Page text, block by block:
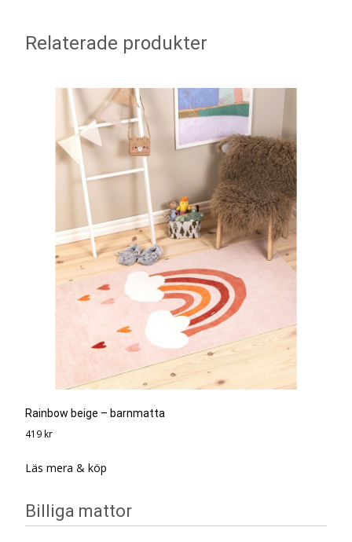
Relaterade produkter
Rainbow beige – barnmatta
419 kr
Läs mera & köp
Billiga mattor